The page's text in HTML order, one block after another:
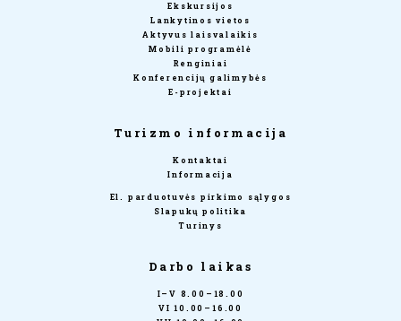
Ekskursijos
Lankytinos vietos
Aktyvus laisvalaikis
Mobili programėlė
Renginiai
Konferencijų galimybės
E-projektai
Turizmo informacija
Kontaktai
Informacija
El. parduotuvės pirkimo sąlygos
Slapukų politika
Turinys
Darbo laikas
I–V 8.00–18.00
VI 10.00–16.00